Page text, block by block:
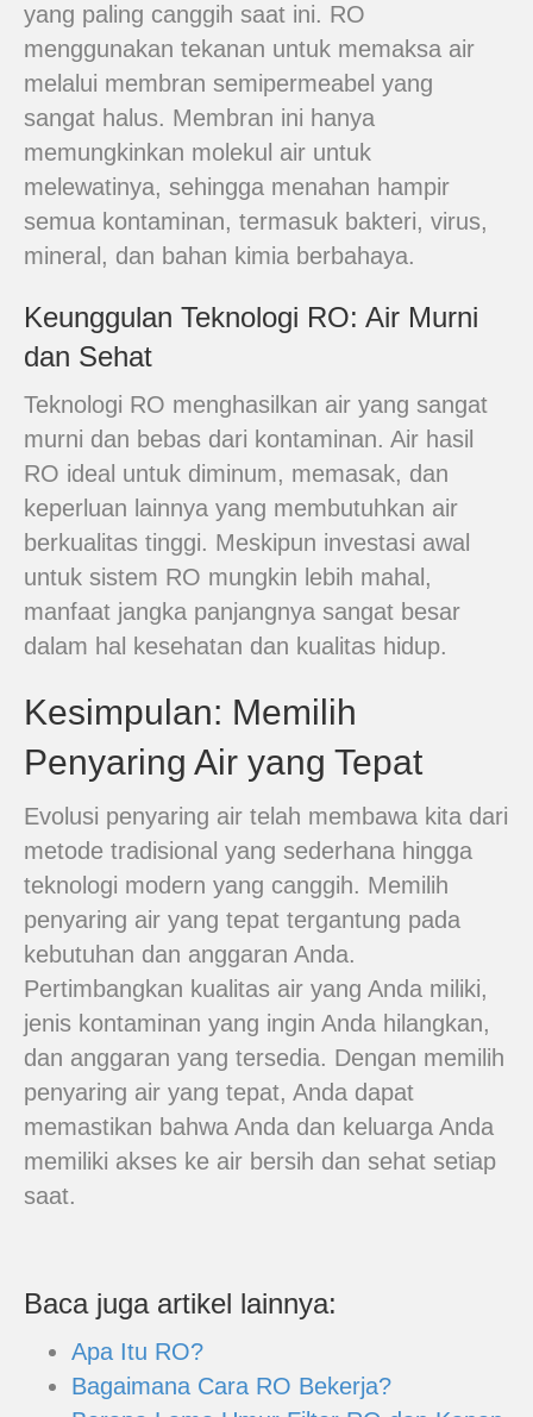
yang paling canggih saat ini. RO
menggunakan tekanan untuk memaksa air
melalui membran semipermeabel yang
sangat halus. Membran ini hanya
memungkinkan molekul air untuk
melewatinya, sehingga menahan hampir
semua kontaminan, termasuk bakteri, virus,
mineral, dan bahan kimia berbahaya.
Keunggulan Teknologi RO: Air Murni
dan Sehat
Teknologi RO menghasilkan air yang sangat
murni dan bebas dari kontaminan. Air hasil
RO ideal untuk diminum, memasak, dan
keperluan lainnya yang membutuhkan air
berkualitas tinggi. Meskipun investasi awal
untuk sistem RO mungkin lebih mahal,
manfaat jangka panjangnya sangat besar
dalam hal kesehatan dan kualitas hidup.
Kesimpulan: Memilih
Penyaring Air yang Tepat
Evolusi penyaring air telah membawa kita dari
metode tradisional yang sederhana hingga
teknologi modern yang canggih. Memilih
penyaring air yang tepat tergantung pada
kebutuhan dan anggaran Anda.
Pertimbangkan kualitas air yang Anda miliki,
jenis kontaminan yang ingin Anda hilangkan,
dan anggaran yang tersedia. Dengan memilih
penyaring air yang tepat, Anda dapat
memastikan bahwa Anda dan keluarga Anda
memiliki akses ke air bersih dan sehat setiap
saat.
Baca juga artikel lainnya:
Apa Itu RO?
Bagaimana Cara RO Bekerja?